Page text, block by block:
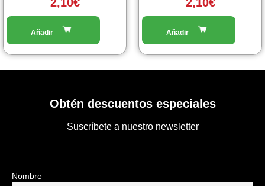
Obtén descuentos especiales
Suscríbete a nuestro newsletter
Nombre